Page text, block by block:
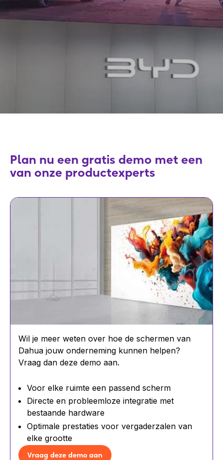
Plan nu een gratis demo met een
van onze productexperts
Wil je meer weten over hoe de schermen van
Dahua jouw onderneming kunnen helpen?
Vraag dan deze demo aan.
Voor elke ruimte een passend scherm
Directe en probleemloze integratie met
bestaande hardware
Optimale prestaties voor vergaderzalen van
elke grootte
Vraag deze demo aan